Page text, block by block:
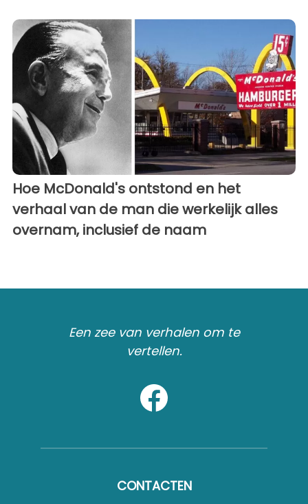
Hoe McDonald's ontstond en het
verhaal van de man die werkelijk alles
overnam, inclusief de naam
Een zee van verhalen om te
vertellen.
CONTACTEN